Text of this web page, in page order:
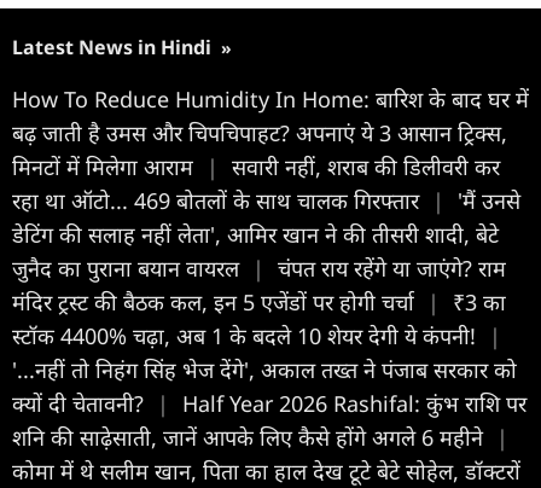
Latest News in Hindi »
How To Reduce Humidity In Home: बारिश के बाद घर में
बढ़ जाती है उमस और चिपचिपाहट? अपनाएं ये 3 आसान ट्रिक्स,
मिनटों में मिलेगा आराम
|
सवारी नहीं, शराब की डिलीवरी कर
रहा था ऑटो... 469 बोतलों के साथ चालक गिरफ्तार |
'मैं उनसे
डेटिंग की सलाह नहीं लेता', आमिर खान ने की तीसरी शादी, बेटे
जुनैद का पुराना बयान वायरल |
चंपत राय रहेंगे या जाएंगे? राम
मंदिर ट्रस्ट की बैठक कल, इन 5 एजेंडों पर होगी चर्चा
|
₹3 का
स्‍टॉक 4400% चढ़ा, अब 1 के बदले 10 शेयर देगी ये कंपनी!
|
'...नहीं तो निहंग सिंह भेज देंगे', अकाल तख्त ने पंजाब सरकार को
क्यों दी चेतावनी?
|
Half Year 2026 Rashifal: कुंभ राशि पर
शनि की साढ़ेसाती, जानें आपके लिए कैसे होंगे अगले 6 महीने |
कोमा में थे सलीम खान, पिता का हाल देख टूटे बेटे सोहेल, डॉक्टरों